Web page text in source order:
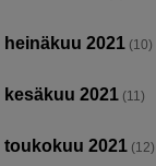
heinäkuu 2021 (10)
kesäkuu 2021 (11)
toukokuu 2021 (12)